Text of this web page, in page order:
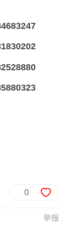
0
举报